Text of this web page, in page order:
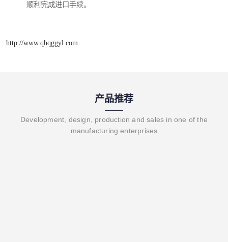
顺利完成进口手续。
http://www.qhqggyl.com
产品推荐
Development, design, production and sales in one of the
manufacturing enterprises